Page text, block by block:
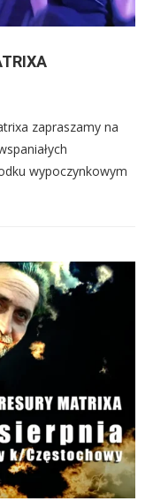
zapraszamy na
wypoczynkowym